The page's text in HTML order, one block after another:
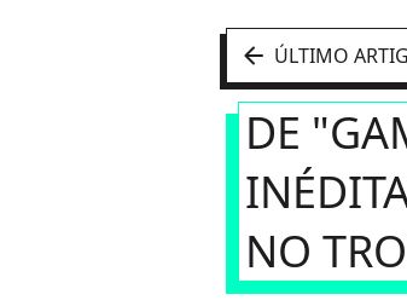
arrow_left ÚLTIMO
DE
NO